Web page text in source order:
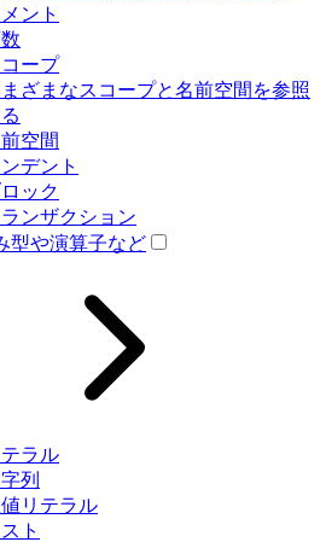
ント
ープ
まざまなスコープと名前空間を参照
空間
デント
ック
ランザクション
型や演算子など
テラル
列
リテラル
ト